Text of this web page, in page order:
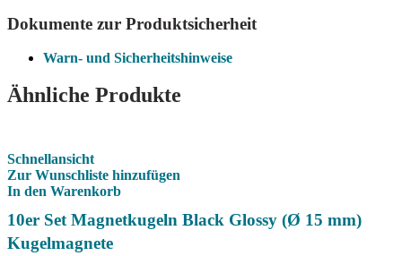
Dokumente zur Produktsicherheit
Warn- und Sicherheitshinweise
Ähnliche Produkte
Schnellansicht
Zur Wunschliste hinzufügen
In den Warenkorb
10er Set Magnetkugeln Black Glossy (Ø 15 mm)
Kugelmagnete